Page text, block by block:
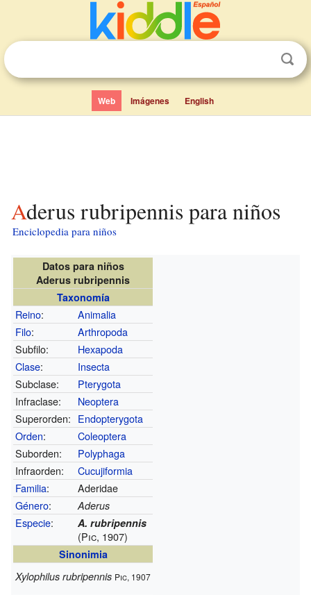
Web Imágenes English
Aderus rubripennis para niños
Enciclopedia para niños
Datos para niños
Aderus rubripennis
Taxonomía
Reino:
Animalia
Filo:
Arthropoda
Subfilo:
Hexapoda
Clase:
Insecta
Subclase:
Pterygota
Infraclase:
Neoptera
Superorden: Endopterygota
Orden:
Coleoptera
Suborden:
Polyphaga
Infraorden:
Cucujiformia
Familia:
Aderidae
Género: Aderus
Especie: A. rubripennis
(Pic, 1907)
Sinonimia
Xylophilus rubripennis Pic, 1907